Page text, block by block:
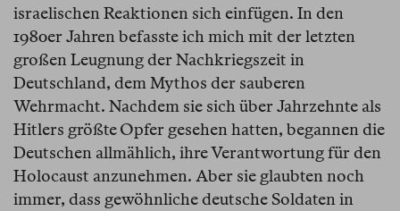
israelischen Reaktionen sich einfügen. In den
1980er Jahren befasste ich mich mit der letzten
großen Leugnung der Nachkriegszeit in
Deutschland, dem Mythos der sauberen
Wehrmacht. Nachdem sie sich über Jahrzehnte als
Hitlers größte Opfer gesehen hatten, begannen die
Deutschen allmählich, ihre Verantwortung für den
Holocaust anzunehmen. Aber sie glaubten noch
immer, dass gewöhnliche deutsche Soldaten in